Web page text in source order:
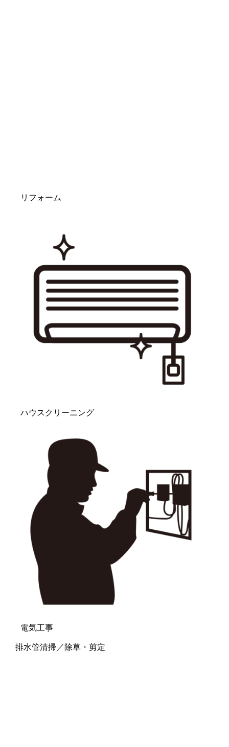
リフォーム
ハウスクリーニング
電気工事
排水管清掃／除草・剪定